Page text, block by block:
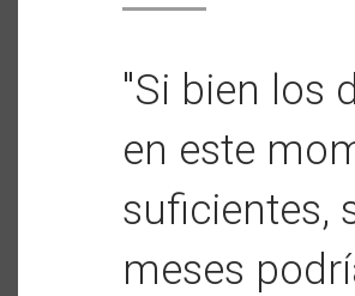
"Si bien los
en este
suficientes,
meses